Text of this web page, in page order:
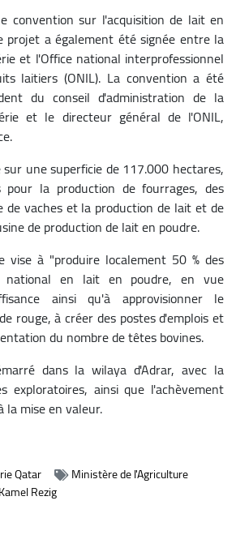
convention sur l'acquisition de lait en
projet a également été signée entre la
et l'Office national interprofessionnel
laitiers (ONIL). La convention a été
du conseil d'administration de la
et le directeur général de l'ONIL,
une superficie de 117.000 hectares,
la production de fourrages, des
de vaches et la production de lait et de
de production de lait en poudre.
vise à "produire localement 50 % des
national en lait en poudre, en vue
ainsi qu'à approvisionner le
rouge, à créer des postes d'emplois et
du nombre de têtes bovines.
dans la wilaya d'Adrar, avec la
exploratoires, ainsi que l'achèvement
la mise en valeur.
Qatar
Ministère de l'Agriculture
Kamel Rezig